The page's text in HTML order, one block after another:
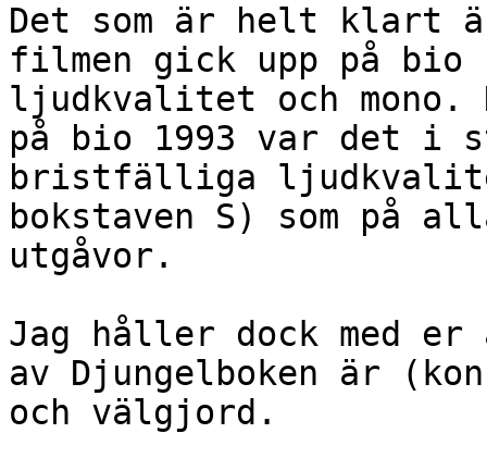
Det som är helt
filmen gick upp på bio
ljudkvalitet och mono.
på bio 1993 var det i
bristfälliga
bokstaven S) som på
utgåvor.
Jag håller dock med er
av Djungelboken är
och välgjord.